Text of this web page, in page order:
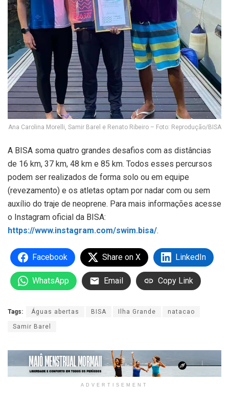
Ana Carolina Morelli, Samir Barel e Renato Ribeiro – Foto: Reprodução/BISA
A BISA soma quatro grandes desafios com as distâncias
de 16 km, 37 km, 48 km e 85 km. Todos esses percursos
podem ser realizados de forma solo ou em equipe
(revezamento) e os atletas optam por nadar com ou sem
auxílio do traje de neoprene. Para mais informações acesse
o Instagram oficial da BISA:
https://www.instagram.com/swim.bisa/.
Facebook Share on X LinkedIn
WhatsApp Email Copy Link
Tags: Águas abertas BISA Ilha Grande natacao
Samir Barel
ADVERTISEMENT